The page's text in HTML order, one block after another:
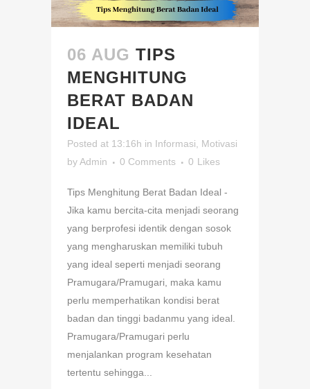
06 AUG TIPS
MENGHITUNG
BERAT BADAN
IDEAL
Posted at 13:16h in Informasi
Motivasi
byAdmin 0 Comments 0 Likes
Tips Menghitung Berat Badan Ideal -
Jika kamu bercita-cita menjadi seorang
yang berprofesi identik dengan sosok
yang mengharuskan memiliki tubuh
yang ideal seperti menjadi seorang
Pramugara/Pramugari, maka kamu
perlu memperhatikan kondisi berat
badan dan tinggi badanmu yang ideal.
Pramugara/Pramugari perlu
menjalankan program kesehatan
tertentu sehingga...